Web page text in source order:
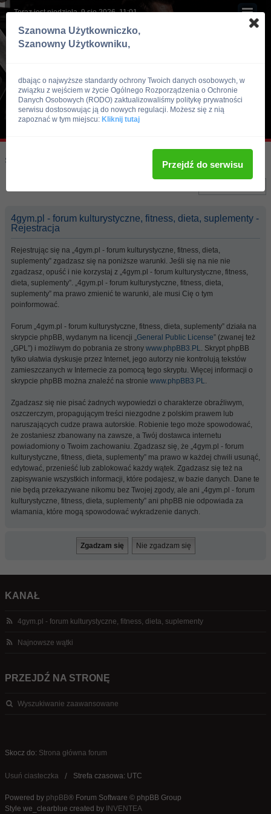
Teraz jest niedziela, 9 sie 2026, 11:01
Skocz do:
4gym.pl - forum kulturystyczne, fitness, dieta, suplementy -
Rejestracja
Rejestrując się na „4gym.pl - forum kulturystyczne, fitness, dieta,
suplementy” zgadzasz się na poniższe warunki. Jeśli się na nie nie
zgadzasz, opuść i nie korzystaj z „4gym.pl - forum kulturystyczne, fitness,
dieta, suplementy”. „4gym.pl - forum kulturystyczne, fitness, dieta,
suplementy” ma prawo zmienić te warunki, ale musi Cię o tym
poinformować.
Forum „4gym.pl - forum kulturystyczne, fitness, dieta, suplementy” działa na
skrypcie phpBB, wydanym na licencji „General Public License” (zwanej też
„GPL”) i możliwym do pobrania ze strony www.phpBB3.PL. Skrypt phpBB
tylko ułatwia dyskusje przez Internet, jego autorzy nie kontrolują tekstów
zamieszczanych w Internecie za pomocą tego skryptu. Więcej informacji o
skrypcie phpBB można znaleźć na stronie www.phpBB3.PL.
Zgadzasz się nie pisać żadnych wypowiedzi o charakterze obraźliwym,
oszczerczym, propagującym treści niezgodne z polskim prawem lub
naruszających cudze prawa autorskie. Robienie tego może spowodować,
że zostaniesz zbanowany na zawsze, a Twój dostawca internetu
powiadomiony o Twoim zachowaniu. Zgadzasz się, że „4gym.pl - forum
kulturystyczne, fitness, dieta, suplementy” ma prawo w każdej chwili usunąć,
edytować, przenieść lub zablokować każdy wątek. Zgadzasz się też na
zapisywanie wszystkich informacji, które podajesz, w bazie danych. Dane te
nie będą przekazywane nikomu bez Twojej zgody, ale ani „4gym.pl - forum
kulturystyczne, fitness, dieta, suplementy” ani phpBB nie odpowiada za
włamania, które mogą spowodować wykradzenie danych.
KANAŁ
4gym.pl - forum kulturystyczne, fitness, dieta, suplementy
Najnowsze wątki
PRZEJDŹ NA STRONĘ
Wyszukiwanie zaawansowane
Skocz do: Strona główna forum
Usuń ciasteczka Strefa czasowa: UTC
Powered by phpBB® Forum Software © phpBB Group
Style we_clearblue created by INVENTEA
Szanowna Użytkowniczko,
Szanowny Użytkowniku,
dbając o najwyższe standardy ochrony Twoich danych osobowych, w
związku z wejściem w życie Ogólnego Rozporządzenia o Ochronie
Danych Osobowych (RODO) zaktualizowaliśmy politykę prywatności
serwisu dostosowując ją do nowych regulacji. Możesz się z nią
zapoznać w tym miejscu: Kliknij tutaj
Przejdź do serwisu